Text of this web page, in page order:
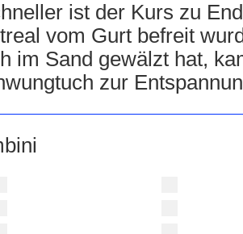
ist der Kurs zu
vom Gurt befreit
im Sand gewälzt hat,
zur